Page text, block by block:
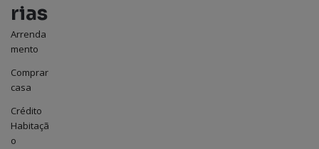
rias
Arrenda
mento
Comprar
casa
Crédito
Habitaçã
o